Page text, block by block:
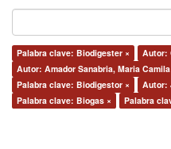
Palabra clave: Biodigester ×
Autor:
Autor: Amador Sanabria, Maria Camila
Palabra clave: Biodigestor ×
Autor:
Palabra clave: Biogas ×
Palabra